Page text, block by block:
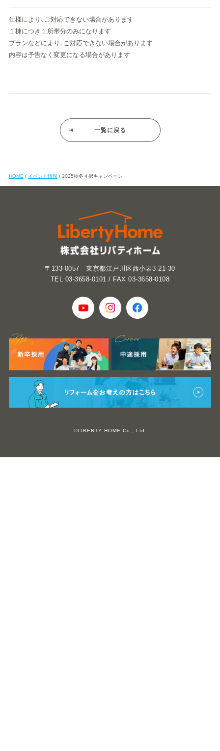
仕様により、ご対応できない場合があります
１棟につき１所帯分のみになります
プランなどにより、ご対応できない場合があります
内容は予告なく変更になる場合があります
一覧に戻る
HOME イベント情報 2025秋冬４択キャンペーン
〒133-0057 東京都江戸川区西小岩3-21-30
TEL 03-3658-0101 / FAX 03-3658-0108
©LIBERTY HOME Co., Ltd.